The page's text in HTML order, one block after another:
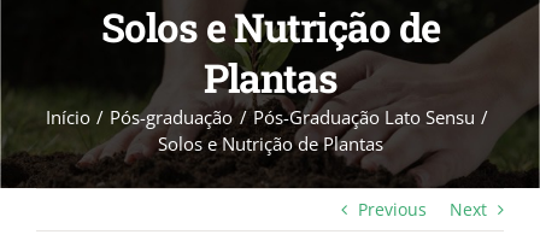
Solos e Nutrição de
Plantas
Início Pós-graduação
Pós-Graduação Lato Sensu
Solos e Nutrição de Plantas
Previous Next